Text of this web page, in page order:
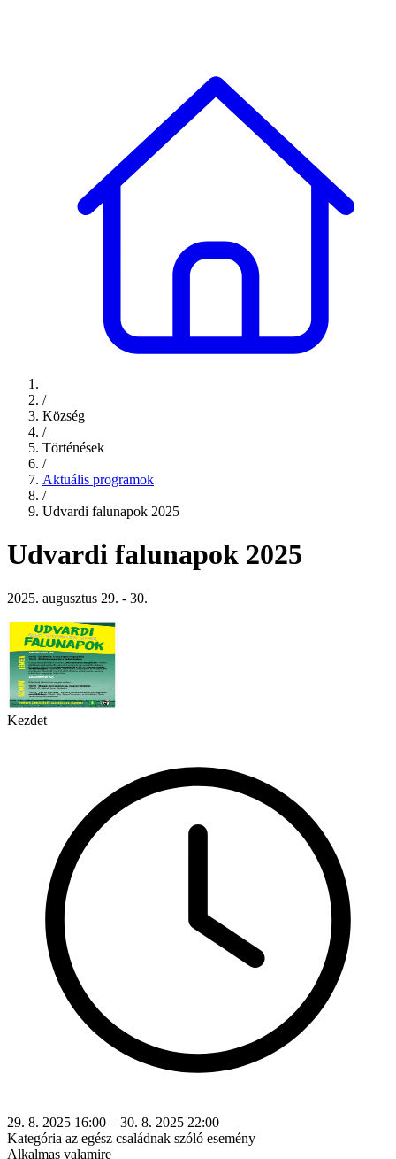
/
Község
/
Történések
/
Aktuális programok
/
Udvardi falunapok 2025
Udvardi falunapok 2025
2025. augusztus 29. - 30.
Kezdet
29. 8. 2025 16:00 – 30. 8. 2025 22:00
Kategória az egész családnak szóló esemény
Alkalmas valamire